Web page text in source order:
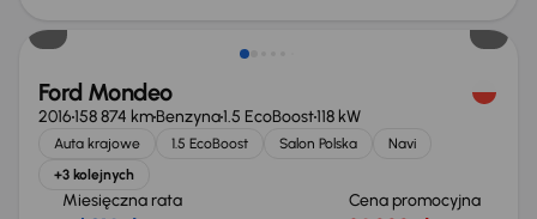
Ford Mondeo
2016158 874 kmBenzyna1.5 EcoBoost118 kW
Auta krajowe 1.5 EcoBoost Salon Polska
Navi
+3 kolejnych
Miesięczna rata Cena promocyjna